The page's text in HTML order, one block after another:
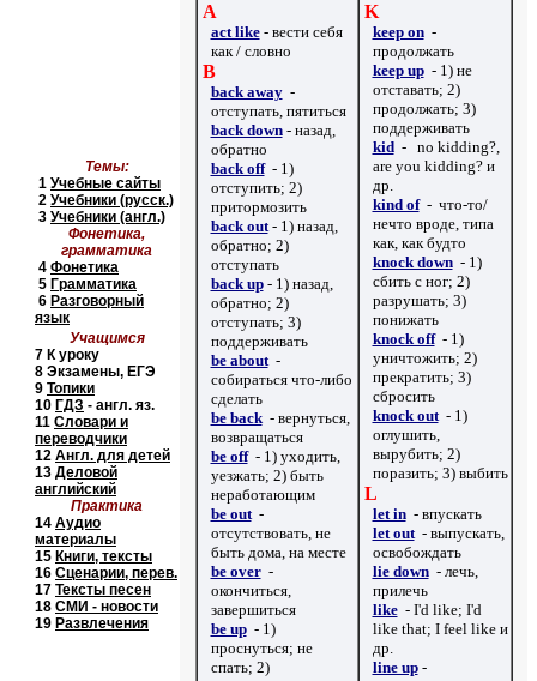
A
act like-вести себя
как/словно
B
back away-
отступать, пятиться
back down- назад,
обратно
back off - 1)
отступить; 2)
притормозить
back out- 1) назад,
обратно; 2)
отступать
back up- 1) назад,
обратно; 2)
отступать; 3)
поддерживать
be about -
собираться что-либо
сделать
be back - вернуться,
возвращаться
be off - 1) уходить,
уезжать; 2) быть
неработающим
be out -
отсутствовать, не
быть дома, на месте
be over -
окончиться,
завершиться
be up - 1)
проснуться; не
спать; 2)
K
keep on -
продолжать
keep up - 1) не
отставать; 2)
продолжать; 3)
поддерживать
kid- no kidding?,
are you kidding? и
др.
kind of- что-то/
нечто вроде, типа
как, как будто
knock down - 1)
сбить с ног; 2)
разрушать; 3)
понижать
knock off - 1)
уничтожить; 2)
прекратить; 3)
сбросить
knock out - 1)
оглушить,
вырубить; 2)
поразить; 3) выбить
L
let in - впускать
let out - выпускать,
освобождать
lie down - лечь,
прилечь
like- I'd like; I'd
like that; I feel like и
др.
line up -
Темы:
1 Учебные сайты
2 Учебники (русск.)
3 Учебники (англ.)
Фонетика,
грамматика
4 Фонетика
5 Грамматика
6 Разговорный
язык
Учащимся
7 К уроку
8 Экзамены, ЕГЭ
9 Топики
10 ГДЗ - англ. яз.
11 Словари и
переводчики
12 Англ. для детей
13 Деловой
английский
Практика
14 Аудио
материалы
15 Книги, тексты
16 Сценарии, перев.
17 Тексты песен
18 СМИ - новости
19 Развлечения